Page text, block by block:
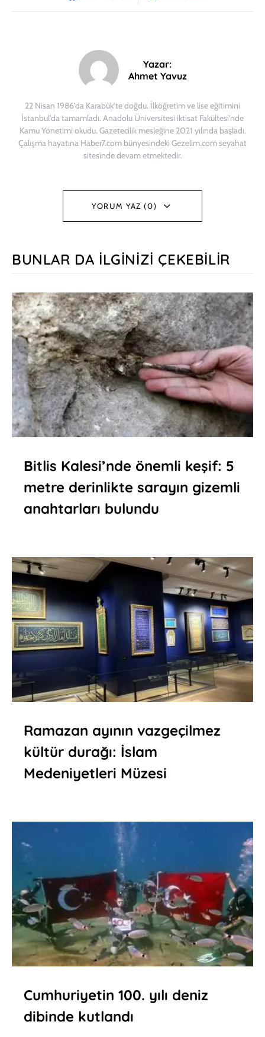
Yazar:
Ahmet Yavuz
22 Nisan 1986’da Karabük’te doğdu. İlköğretim ve lise eğitimini
İstanbul’da tamamladı. Anadolu Üniversitesi iktisat Fakültesi’nde
Kamu Yönetimi okudu. Gazetecilik mesleğine 2021 yılında başladı.
Çalışma hayatına Haber7.com bünyesindeki Gezelim.com seyahat
sitesinde devam etmektedir.
YORUM YAZ (0)
BUNLAR DA İLGINIZI ÇEKEBILIR
Bitlis Kalesi’nde önemli keşif: 5
metre derinlikte sarayın gizemli
anahtarları bulundu
Ramazan ayının vazgeçilmez
kültür durağı: İslam
Medeniyetleri Müzesi
Cumhuriyetin 100. yılı deniz
dibinde kutlandı